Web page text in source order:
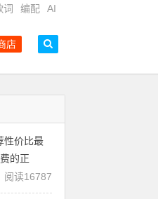
词 编配 AI
店
性价比最
的正
阅读16787